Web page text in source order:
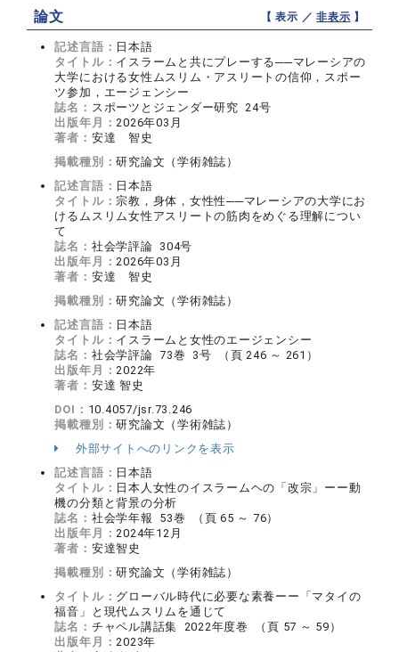
論文 【 表示 ／非表示 】
記述言語： 日本語
タイトル： イスラームと共にプレーする──マレーシアの
大学における女性ムスリム・アスリートの信仰，スポー
ツ参加，エージェンシー
誌名： スポーツとジェンダー研究 24号
出版年月：2026年03月
著者： 安達 智史
掲載種別：研究論文（学術雑誌）
記述言語： 日本語
タイトル：宗教，身体，女性性──マレーシアの大学にお
けるムスリム女性アスリートの筋肉をめぐる理解につい
て
誌名： 社会学評論 304号
出版年月：2026年03月
著者： 安達 智史
掲載種別：研究論文（学術雑誌）
記述言語： 日本語
タイトル： イスラームと女性のエージェンシー
誌名： 社会学評論 73巻 3号 （頁 246 ～ 261）
出版年月：2022年
著者： 安達 智史
DOI： 10.4057/jsr.73.246
掲載種別：研究論文（学術雑誌）
外部サイトへのリンクを表示
記述言語： 日本語
タイトル： 日本人女性のイスラームヘの「改宗」ーー動
機の分類と背景の分析
誌名： 社会学年報 53巻 （頁 65 ～ 76）
出版年月：2024年12月
著者： 安達智史
掲載種別：研究論文（学術雑誌）
タイトル： グローバル時代に必要な素養ーー「マタイの
福音」と現代ムスリムを通じて
誌名： チャペル講話集 2022年度巻 （頁 57 ～ 59）
出版年月：2023年